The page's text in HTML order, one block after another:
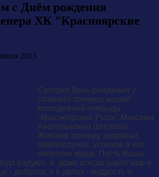
с Днём рождения
ХК "Красноярские
2013
Сегодня День рождения у
главного тренера нашей
молодежной команды
"Красноярские Рыси" Максима
Анатольевича Шостова!
Желаем тренеру здоровья,
благополучия, успехов в его
нелегком труде. Пусть Ваши
радуют, в доме всегда царят мир и
- доброта, а в делах - мудрость и